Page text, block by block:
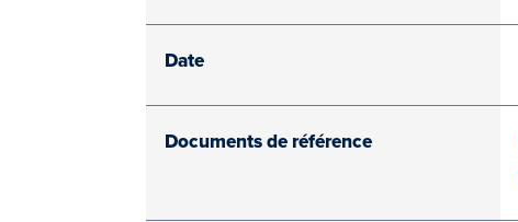
Date
Documents de référence